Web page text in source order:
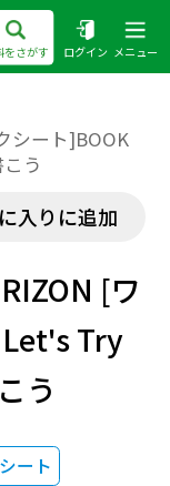
をさがす ログイン メニュー
シート]BOOK
う
入りに追加
[ワ
Try
う
ート